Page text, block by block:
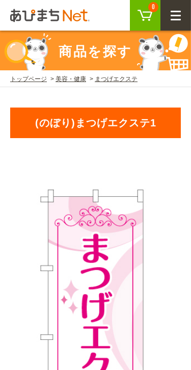
0
CLOSE
ログイン
会員登録
SEARCH
注目キーワード
韓国グルメ 駐車場
CATEGORY
住まい・暮らし
イベント・季節
カルチャー・教養
ご利用ガイド トップ
取り扱い商品一覧
既製デザイン商品注文方法
オリジナルオーダー注文方法
料金一覧
お届け納期と配送方法
初めての方へ
BEGINNER'S GUIDE
初めての方へ トップ
商品について
お客様の声
商品を探す
トップページ 美容・健康 まつげエクステ
(のぼり)まつげエクステ1